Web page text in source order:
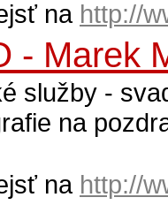
na http://
- Marek
služby -
na
na http://